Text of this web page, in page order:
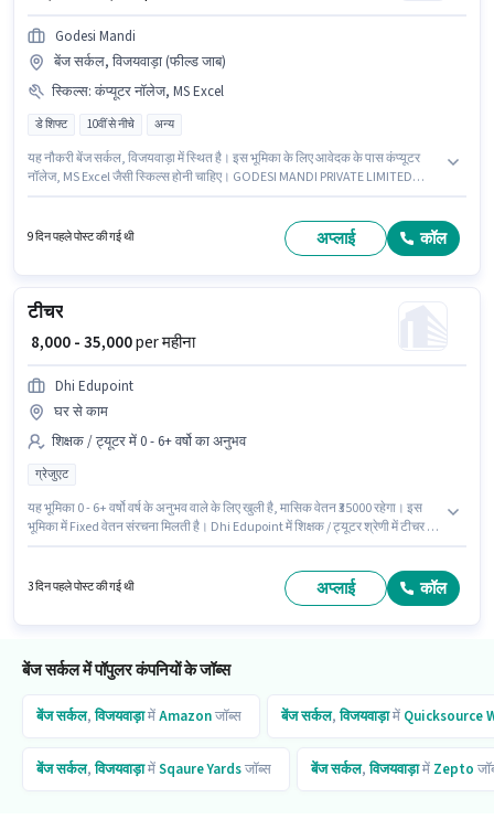
Godesi Mandi
बेंज सर्कल, विजयवाड़ा (फील्ड जाब)
स्किल्स: कंप्यूटर नॉलेज, MS Excel
डे शिफ्ट 10वीं से नीचे अन्य
यह नौकरी बेंज सर्कल, विजयवाड़ा में स्थित है। इस भूमिका के लिए आवेदक के पास कंप्यूटर
नॉलेज, MS Excel जैसी स्किल्स होनी चाहिए। GODESI MANDI PRIVATE LIMITED
उम्मीदवार आवेदन कर सकते हैं। यह भूमिका फुल टाइम की है, डे शिफ्ट के साथ और 6 days
9 दिन पहले पोस्ट की गई थी अप्लाई कॉल
टीचर
₹ 8,000 - 35,000per महीना
Dhi Edupoint
घर से काम
शिक्षक / ट्यूटर में 0 - 6+ वर्षो का अनुभव
ग्रेजुएट
यह भूमिका 0 - 6+ वर्षो वर्ष के अनुभव वाले के लिए खुली है, मासिक वेतन ₹35000 रहेगा। इस
भूमिका में Fixed वेतन संरचना मिलती है। Dhi Edupoint में शिक्षक / ट्यूटर श्रेणी में टीचर के
3 दिन पहले पोस्ट की गई थी अप्लाई कॉल
बेंज सर्कल में पॉपुलर कंपनियों के जॉब्स
बेंज सर्कल,विजयवाड़ामेंAmazonजॉब्स बेंज सर्कल,विजयवाड़ामें Quicksource
बेंज सर्कल,विजयवाड़ामेंSqaure Yardsजॉब्स बेंज सर्कल,विजयवाड़ामें Zepto